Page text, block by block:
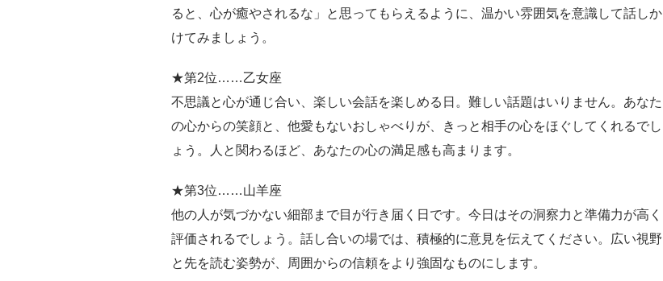
ると、心が癒やされるな」と思ってもらえるように、温かい雰囲気を意識して話しか
けてみましょう。
★第2位……乙女座
不思議と心が通じ合い、楽しい会話を楽しめる日。難しい話題はいりません。あなた
の心からの笑顔と、他愛もないおしゃべりが、きっと相手の心をほぐしてくれるでし
ょう。人と関わるほど、あなたの心の満足感も高まります。
★第3位……山羊座
他の人が気づかない細部まで目が行き届く日です。今日はその洞察力と準備力が高く
評価されるでしょう。話し合いの場では、積極的に意見を伝えてください。広い視野
と先を読む姿勢が、周囲からの信頼をより強固なものにします。